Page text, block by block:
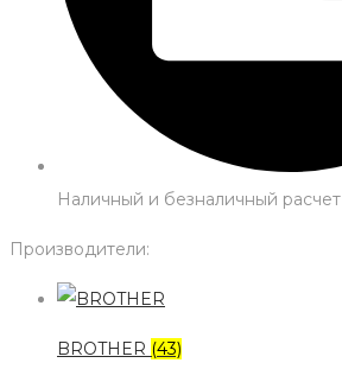
Наличный и безналичный расчет
Производители:
BROTHER (43)